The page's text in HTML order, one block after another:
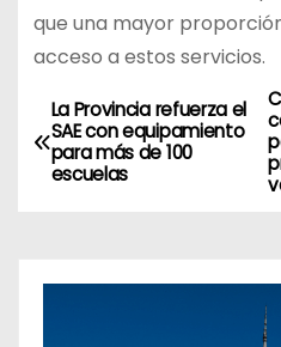
que una mayor
acceso a estos servicios.
N
a
La Provincia refuerza el
SAE con equipamiento
para más de 100
escuelas